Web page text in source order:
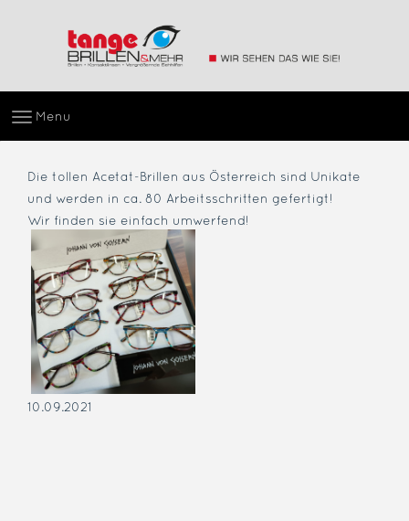
Menu
Die tollen Acetat-Brillen aus Österreich sind Unikate
und werden in ca. 80 Arbeitsschritten gefertigt!
Wir finden sie einfach umwerfend!
10.09.2021